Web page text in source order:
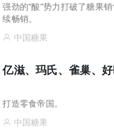
强劲的“酸”势力打破了糖果
续畅销。
中国糖果
亿滋、玛氏、雀巢、
打造零食帝国。
中国糖果